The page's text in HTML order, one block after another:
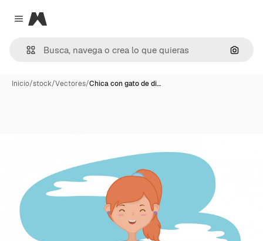
Close menu
Magnific
Inicio/stock/Vectores/Chica con gato de di…